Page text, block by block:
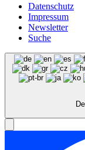
Datenschutz
Impressum
Newsletter
Suche